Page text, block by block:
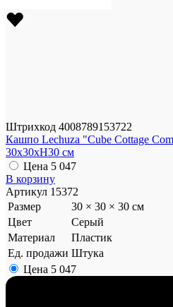
Штрихкод 4008789153722
Кашпо Lechuza "Cube Cottage
30x30xH30 см
Цена 5 047
В корзину
Артикул 15372
Размер
30 × 30 × 30 см
Цвет
Серый
Материал
Пластик
Ед. продажи Штука
Цена 5 047